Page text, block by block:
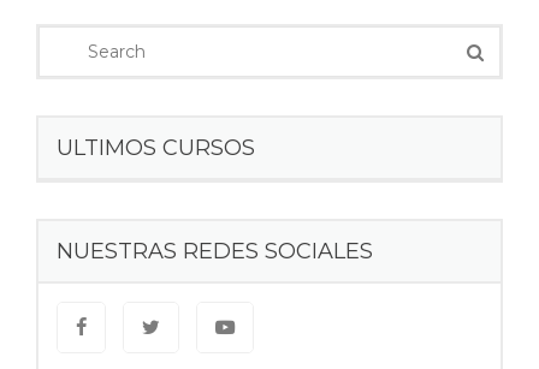
ULTIMOS CURSOS
NUESTRAS REDES SOCIALES